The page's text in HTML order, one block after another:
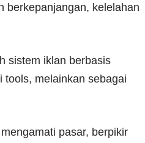
berkepanjangan, kelelahan
sistem iklan berbasis
tools, melainkan sebagai
pasar, berpikir